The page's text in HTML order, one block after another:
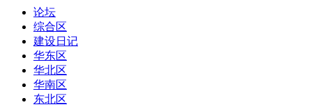
论坛
综合区
建设日记
华东区
华北区
华南区
东北区